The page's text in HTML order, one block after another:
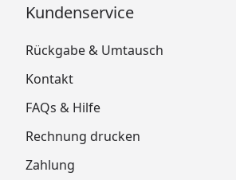
Kundenservice
Rückgabe & Umtausch
Kontakt
FAQs & Hilfe
Rechnung drucken
Zahlung